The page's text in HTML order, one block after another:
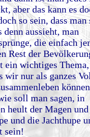
aber das kann es
so sein, dass man
aussieht, man
die einfach
Rest der
ein wichtiges Thema,
wir nur als ganzes
soll man sagen, in
heult der Magen
und die Jachthupe
sein!